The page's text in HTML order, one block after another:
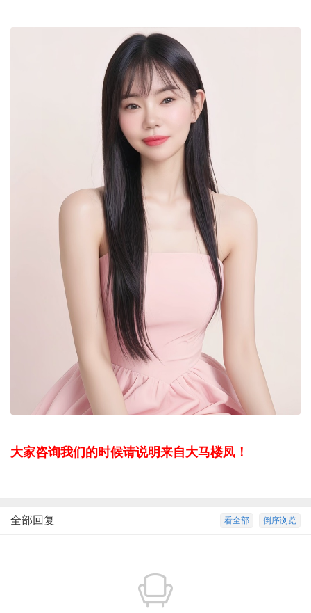
大家咨询我们的时候请说明来自大马楼凤！
倒序浏览
看全部
全部回复